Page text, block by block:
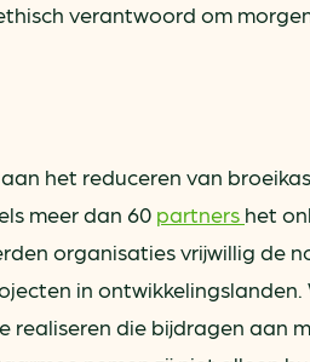
verantwoord om
het reduceren van
meer dan 60 partners het
organisaties vrijwillig de
in ontwikkelingslanden.
realiseren die bijdragen aan